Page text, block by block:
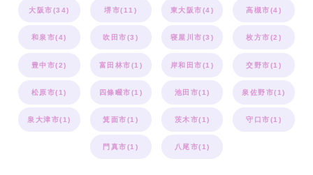
大阪市(34) 堺市(11) 東大阪市(4) 高槻市(4)
和泉市(4) 吹田市(3) 寝屋川市(3) 枚方市(2)
豊中市(2) 富田林市(1) 岸和田市(1) 交野市(1)
松原市(1) 四條畷市(1) 池田市(1) 泉佐野市(1)
泉大津市(1) 箕面市(1) 茨木市(1) 守口市(1)
門真市(1) 八尾市(1)